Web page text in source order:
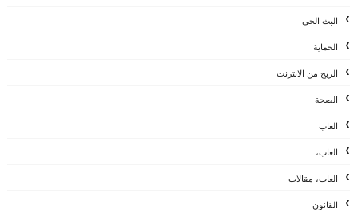
البث الحي
الحماية
الربح من الانترنت
الصحة
العاب
العاب،
العاب، مقالات
القانون